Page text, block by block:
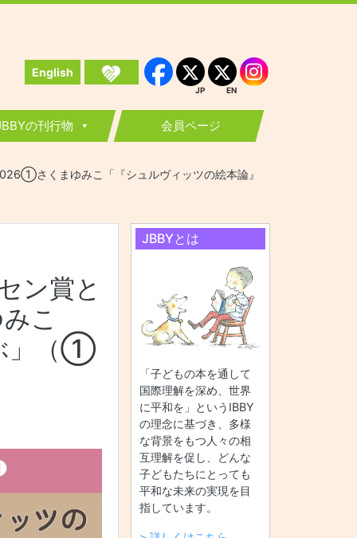
English Facebook
JP
JP
EN
EN Instagram
の刊行物 会員ページ
さくまゆみこ「『シュルヴィッツの絵本論』
ン賞と
こ
」（①
JBBYとは
「子どもの本を通して
国際理解を深め、世界
に平和を」というIBBY
の理念に基づき、多様
な背景をもつ人々の相
互理解を促し、どんな
子どもたちにとっても
平和な未来の実現を目
指しています。